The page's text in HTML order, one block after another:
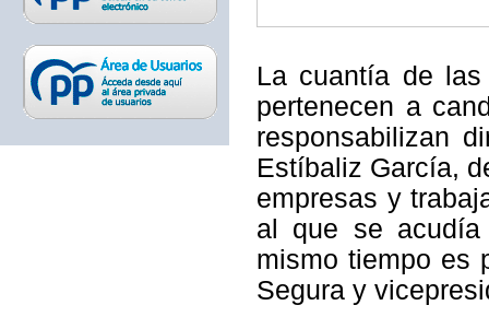
La cuantía de
pertenecen a
responsabilizan
Estíbaliz García,
empresas y
al que se
mismo tiempo es
Segura y